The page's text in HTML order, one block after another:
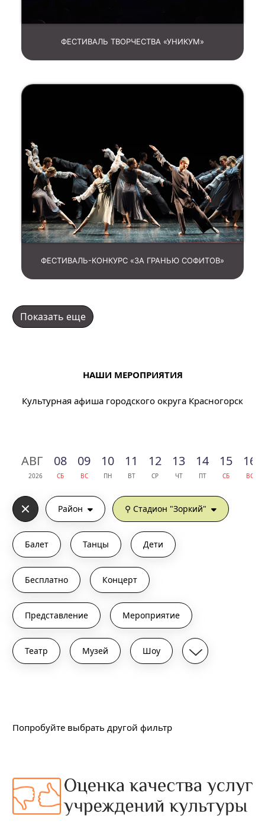
ФЕСТИВАЛЬ ТВОРЧЕСТВА «УНИКУМ»
ФЕСТИВАЛЬ-КОНКУРС «ЗА ГРАНЬЮ СОФИТОВ»
Показать еще
НАШИ МЕРОПРИЯТИЯ
Культурная афиша городского округа Красногорск
АВГ
2026
08
СБ
09
ВС
10
ПН
11
ВТ
12
СР
13
ЧТ
14
ПТ
15
СБ
16
ВС
Район ⚲ Стадион "Зоркий"
Балет Танцы Дети
Бесплатно Концерт
Представление Мероприятие
Театр Музей Шоу
Попробуйте выбрать другой фильтр